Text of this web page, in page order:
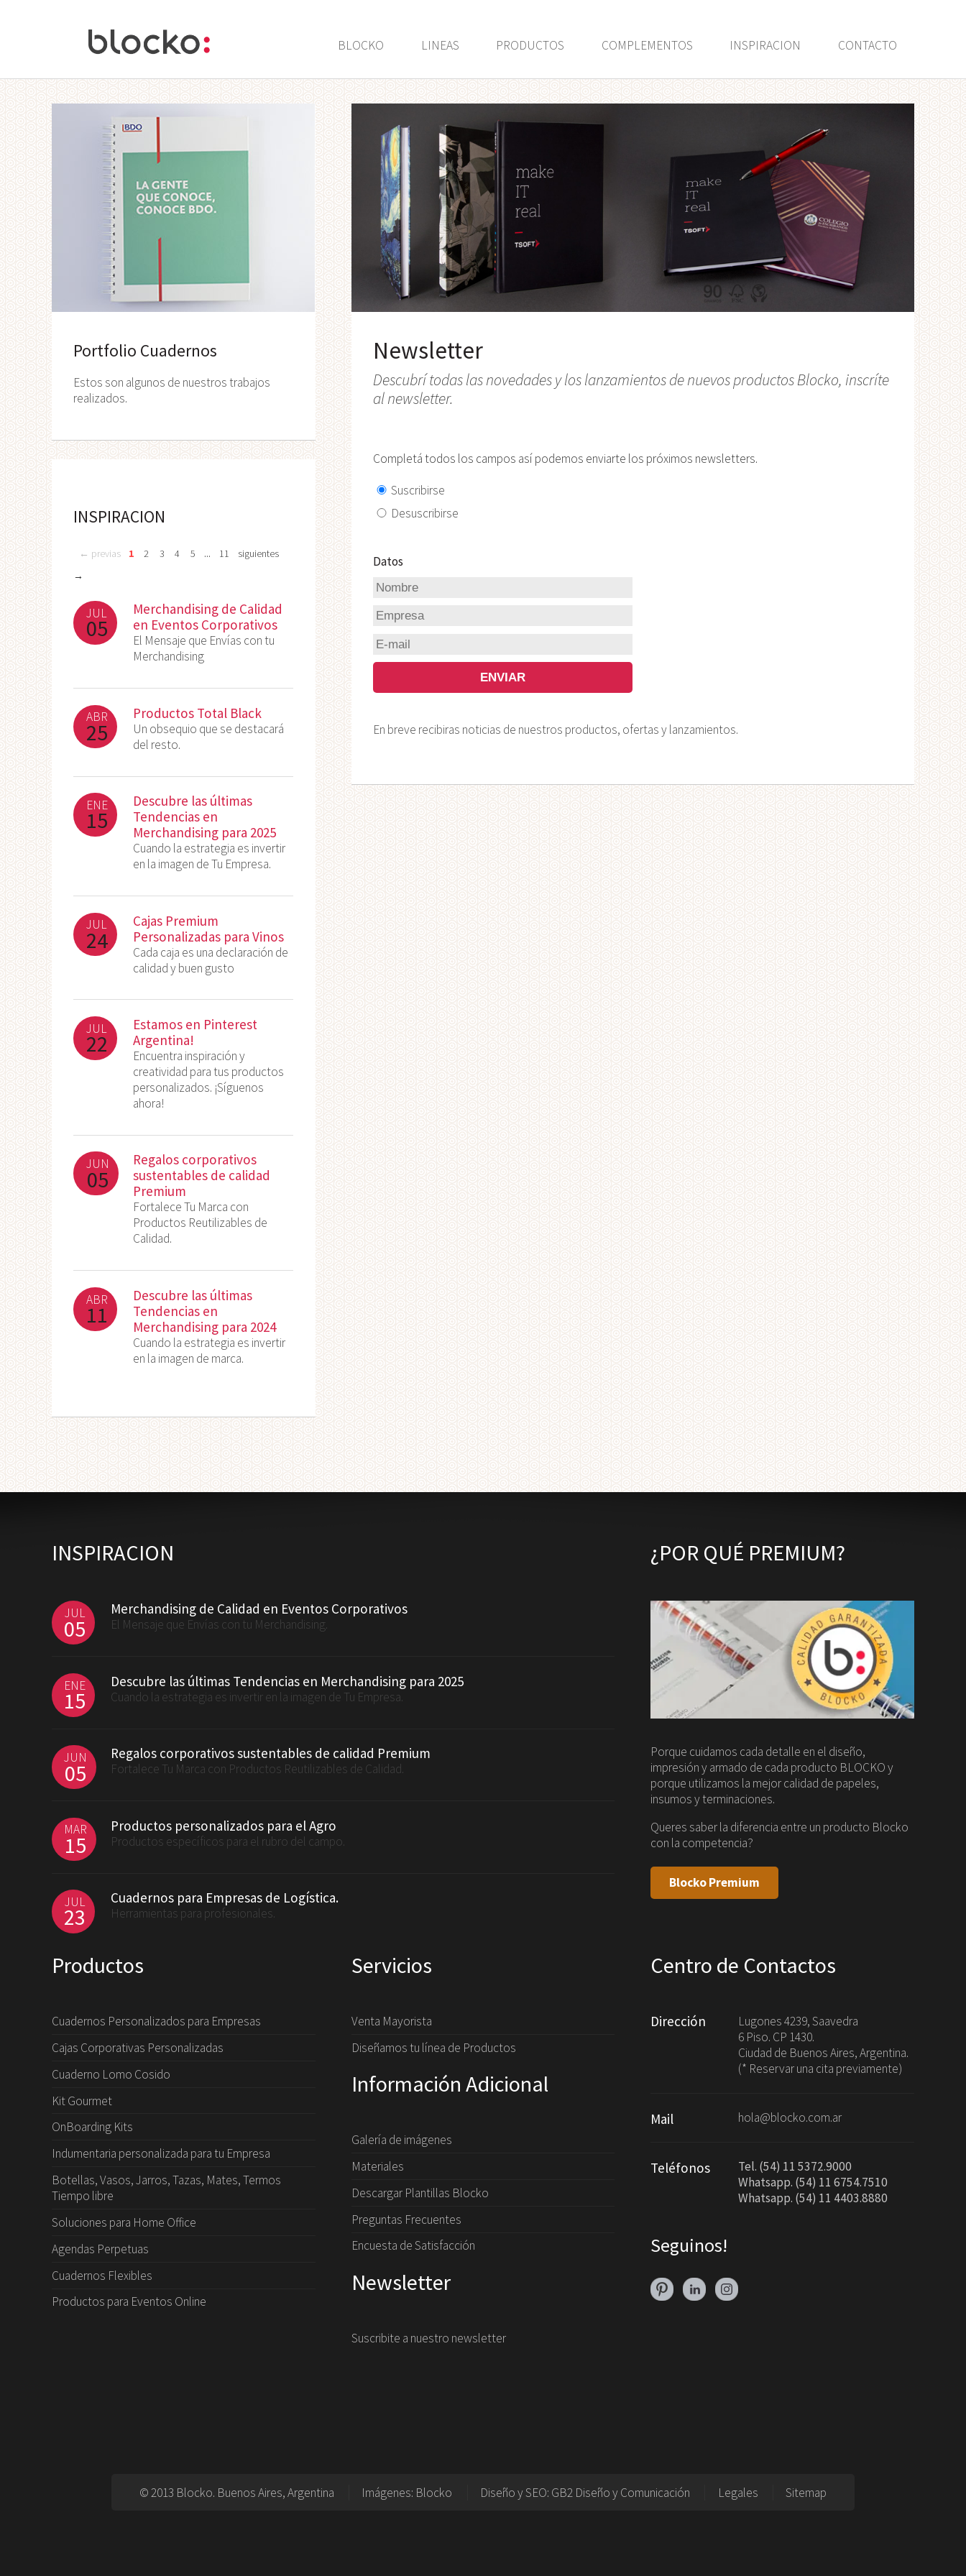
BLOCKO LINEAS PRODUCTOS COMPLEMENTOS INSPIRACION CONTACTO
Portfolio Cuadernos
Estos son algunos de nuestros trabajos
realizados.
INSPIRACION
← previas 1 2 3 4 5 ... 11
siguientes
→
JUL
05
Merchandising de Calidad
en Eventos Corporativos
El Mensaje que Envías con tu
Merchandising
ABR
25
Productos Total Black
Un obsequio que se destacará
del resto.
ENE
15
Descubre las últimas
Tendencias en
Merchandising para 2025
Cuando la estrategia es invertir
en la imagen de Tu Empresa.
JUL
24
Cajas Premium
Personalizadas para Vinos
Cada caja es una declaración de
calidad y buen gusto
JUL
22
Estamos en Pinterest
Argentina!
Encuentra inspiración y
creatividad para tus productos
personalizados. ¡Síguenos
ahora!
JUN
05
Regalos corporativos
sustentables de calidad
Premium
Fortalece Tu Marca con
Productos Reutilizables de
Calidad.
ABR
11
Descubre las últimas
Tendencias en
Merchandising para 2024
Cuando la estrategia es invertir
en la imagen de marca.
Newsletter
Descubrí todas las novedades y los lanzamientos de nuevos productos Blocko, inscríte
al newsletter.
Completá todos los campos así podemos enviarte los próximos newsletters.
Suscribirse
Desuscribirse
Datos
En breve recibiras noticias de nuestros productos, ofertas y lanzamientos.
INSPIRACION
JUL
05
Merchandising de Calidad en Eventos Corporativos
El Mensaje que Envías con tu Merchandising.
ENE
15
Descubre las últimas Tendencias en Merchandising para 2025
Cuando la estrategia es invertir en la imagen de Tu Empresa.
JUN
05
Regalos corporativos sustentables de calidad Premium
Fortalece Tu Marca con Productos Reutilizables de Calidad.
MAR
15
Productos personalizados para el Agro
Productos específicos para el rubro del campo.
JUL
23
Cuadernos para Empresas de Logística.
Herramientas para profesionales.
¿POR QUÉ PREMIUM?
Porque cuidamos cada detalle en el diseño,
impresión y armado de cada producto BLOCKO y
porque utilizamos la mejor calidad de papeles,
insumos y terminaciones.
Queres saber la diferencia entre un producto Blocko
con la competencia?
Blocko Premium
Productos
Cuadernos Personalizados para Empresas
Cajas Corporativas Personalizadas
Cuaderno Lomo Cosido
Kit Gourmet
OnBoarding Kits
Indumentaria personalizada para tu Empresa
Botellas, Vasos, Jarros, Tazas, Mates, Termos
Tiempo libre
Soluciones para Home Office
Agendas Perpetuas
Cuadernos Flexibles
Productos para Eventos Online
Servicios
Venta Mayorista
Diseñamos tu línea de Productos
Información Adicional
Galería de imágenes
Materiales
Descargar Plantillas Blocko
Preguntas Frecuentes
Encuesta de Satisfacción
Newsletter
Suscribite a nuestro newsletter
Centro de Contactos
Dirección
Lugones 4239, Saavedra
6 Piso. CP 1430.
Ciudad de Buenos Aires, Argentina.
(* Reservar una cita previamente)
Mail hola@blocko.com.ar
Teléfonos
Tel. (54) 11 5372.9000
Whatsapp. (54) 11 6754.7510
Whatsapp. (54) 11 4403.8880
Seguinos!
© 2013 Blocko. Buenos Aires, Argentina Imágenes: Blocko Diseño y SEO: GB2 Diseño y Comunicación Legales Sitemap